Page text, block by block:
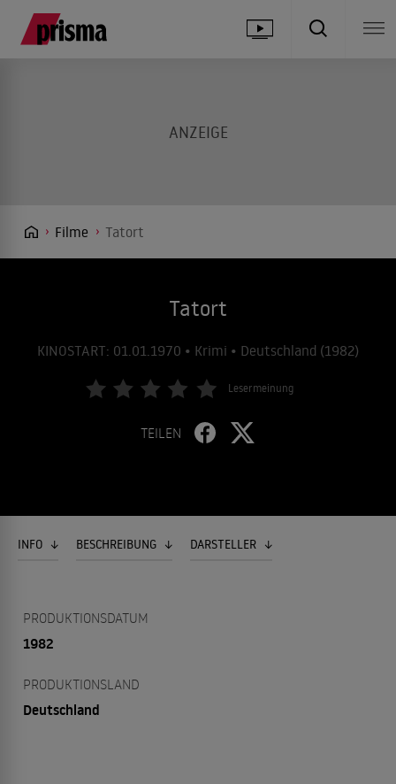
Filme Tatort
Tatort
KINOSTART: 01.01.1970 • Krimi • Deutschland (1982)
Lesermeinung
TEILEN
INFO BESCHREIBUNG DARSTELLER
PRODUKTIONSDATUM
1982
PRODUKTIONSLAND
Deutschland